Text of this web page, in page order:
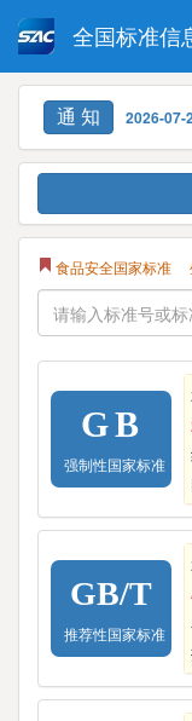
全国标准信
强制性国家标
指导性技术
通 知
食品安全国家标准
GB
强制性国家标准
GB/T
推荐性国家标准